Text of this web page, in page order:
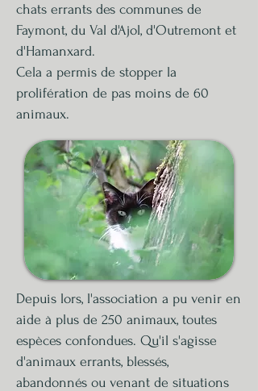
chats errants des communes de
Faymont, du Val d'Ajol, d'Outremont et
d'Hamanxard.
Cela a permis de stopper la
prolifération de pas moins de 60
animaux.
Depuis lors, l'association a pu venir en
aide à plus de 250 animaux, toutes
espèces confondues. Qu'il s'agisse
d'animaux errants, blessés,
abandonnés ou venant de situations